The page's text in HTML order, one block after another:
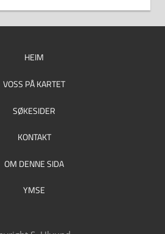
HEIM
VOSS PÅ KARTET
SØKESIDER
KONTAKT
OM DENNE SIDA
YMSE